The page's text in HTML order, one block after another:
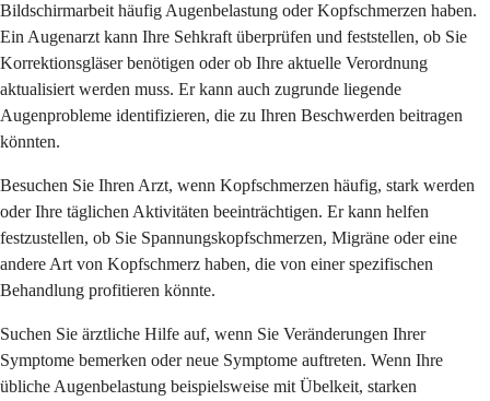
Bildschirmarbeit häufig Augenbelastung oder Kopfschmerzen haben.
Ein Augenarzt kann Ihre Sehkraft überprüfen und feststellen, ob Sie
Korrektionsgläser benötigen oder ob Ihre aktuelle Verordnung
aktualisiert werden muss. Er kann auch zugrunde liegende
Augenprobleme identifizieren, die zu Ihren Beschwerden beitragen
könnten.
Besuchen Sie Ihren Arzt, wenn Kopfschmerzen häufig, stark werden
oder Ihre täglichen Aktivitäten beeinträchtigen. Er kann helfen
festzustellen, ob Sie Spannungskopfschmerzen, Migräne oder eine
andere Art von Kopfschmerz haben, die von einer spezifischen
Behandlung profitieren könnte.
Suchen Sie ärztliche Hilfe auf, wenn Sie Veränderungen Ihrer
Symptome bemerken oder neue Symptome auftreten. Wenn Ihre
übliche Augenbelastung beispielsweise mit Übelkeit, starken